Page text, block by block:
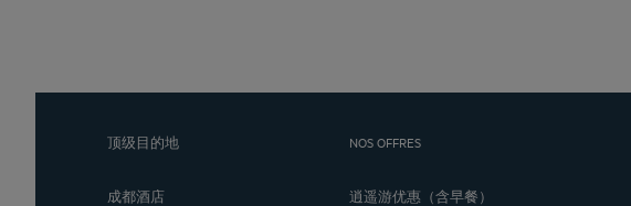
顶级目的地
成都酒店
NOS OFFRES
逍遥游优惠（含早餐）